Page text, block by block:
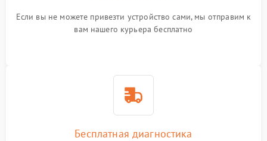
Если вы не можете привезти устройство сами, мы отправим к
вам нашего курьера бесплатно
Бесплатная диагностика